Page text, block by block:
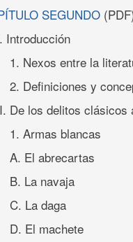
SEGUNDO
Introducción
1. Nexos entre la
2. Definiciones y
De los delitos clásicos
1. Armas blancas
A. El abrecartas
B. La navaja
C. La daga
D. El machete